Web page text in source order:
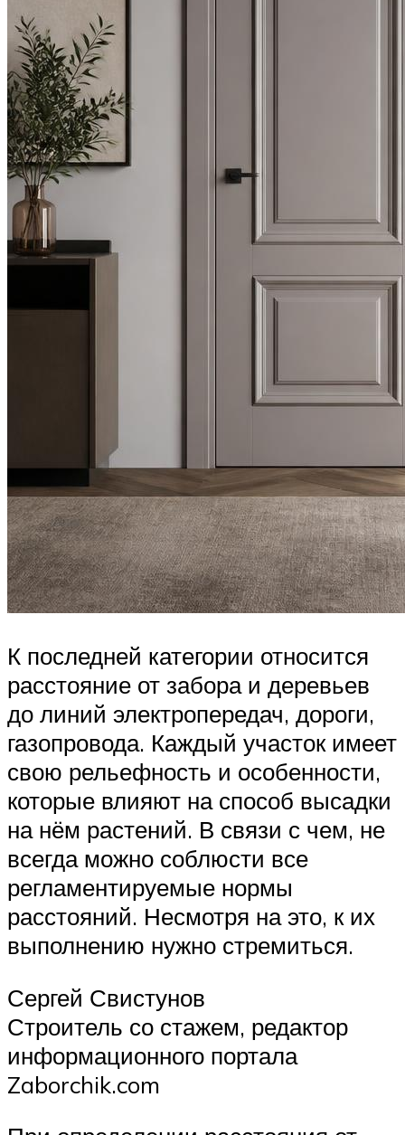
К последней категории относится
расстояние от забора и деревьев
до линий электропередач, дороги,
газопровода. Каждый участок имеет
свою рельефность и особенности,
которые влияют на способ высадки
на нём растений. В связи с чем, не
всегда можно соблюсти все
регламентируемые нормы
расстояний. Несмотря на это, к их
выполнению нужно стремиться.
Сергей Свистунов
Строитель со стажем, редактор
информационного портала
Zaborchik.com